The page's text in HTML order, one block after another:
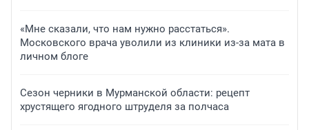
«Мне сказали, что нам нужно расстаться».
Московского врача уволили из клиники из-за мата в
личном блоге
Сезон черники в Мурманской области: рецепт
хрустящего ягодного штруделя за полчаса